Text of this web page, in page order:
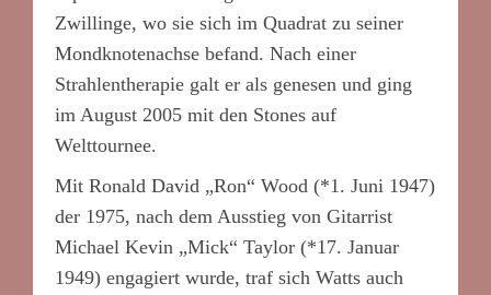
Zwillinge, wo sie sich im Quadrat zu seiner
Mondknotenachse befand. Nach einer
Strahlentherapie galt er als genesen und ging
im August 2005 mit den Stones auf
Welttournee.
Mit Ronald David „Ron“ Wood (*1. Juni 1947)
der 1975, nach dem Ausstieg von Gitarrist
Michael Kevin „Mick“ Taylor (*17. Januar
1949) engagiert wurde, traf sich Watts auch